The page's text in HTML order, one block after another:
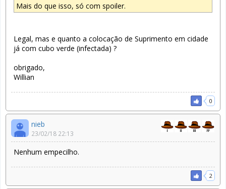
Mais do que isso, só com spoiler.
Legal, mas e quanto a colocação de Suprimento em cidade
já com cubo verde (infectada) ?
obrigado,
Willian
0
nieb
23/02/18 22:13
Nenhum empecilho.
2